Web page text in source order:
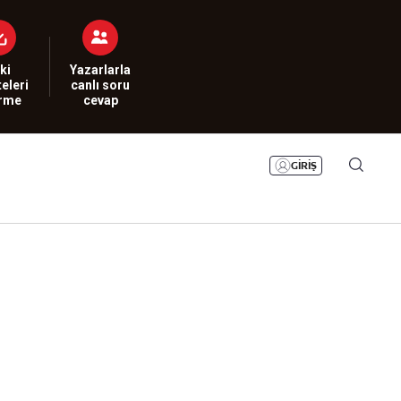
Yazarlarla
canlı soru
cevap
GİRİŞ
Namaz Vakitleri
Sesli Yayınlar